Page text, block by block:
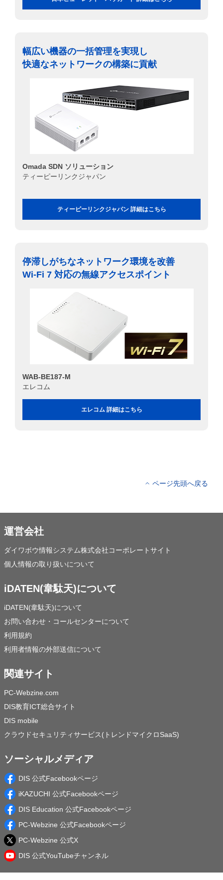
幅広い機器の一括管理を実現し
快適なネットワークの構築に貢献
Omada SDN ソリューション
ティーピーリンクジャパン
ティーピーリンクジャパン 詳細はこちら
停滞しがちなネットワーク環境を改善
Wi-Fi 7 対応の無線アクセスポイント
WAB-BE187-M
エレコム
エレコム 詳細はこちら
ページ先頭へ戻る
運営会社
ダイワボウ情報システム株式会社コーポレートサイト
個人情報の取り扱いについて
iDATEN(韋駄天)について
iDATEN(韋駄天)について
お問い合わせ・コールセンターについて
利用規約
利用者情報の外部送信について
関連サイト
PC-Webzine.com
DIS教育ICT総合サイト
DIS mobile
クラウドセキュリティサービス(トレンドマイクロSaaS)
ソーシャルメディア
DIS 公式Facebookページ
iKAZUCHI 公式Facebookページ
DIS Education 公式Facebookページ
PC-Webzine 公式Facebookページ
PC-Webzine 公式X
DIS 公式YouTubeチャンネル